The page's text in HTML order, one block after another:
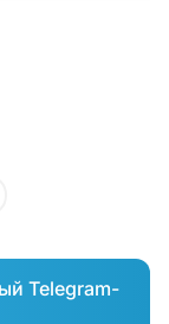
Telegram-